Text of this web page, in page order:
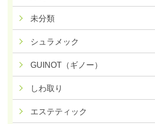
未分類
シュラメック
GUINOT（ギノー）
しわ取り
エステティック